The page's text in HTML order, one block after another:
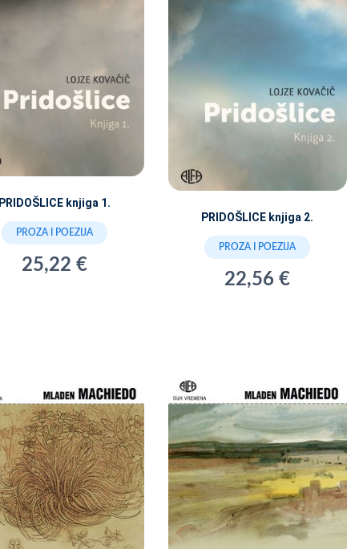
PRIDOŠLICE knjiga 1.
PROZA I POEZIJA
25,22 €
PRIDOŠLICE knjiga 2.
PROZA I POEZIJA
22,56 €